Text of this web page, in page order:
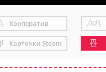
Кооператив
Карточки Steam